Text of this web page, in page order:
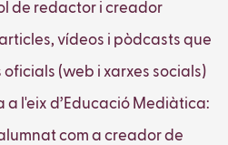
de redactor i creador
vídeos i pòdcasts que
(web i xarxes socials)
a l'eix d’Educació Mediàtica:
com a creador de